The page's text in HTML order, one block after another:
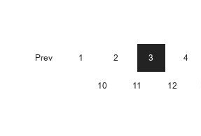
Prev 1 2 3 4
10 11 12